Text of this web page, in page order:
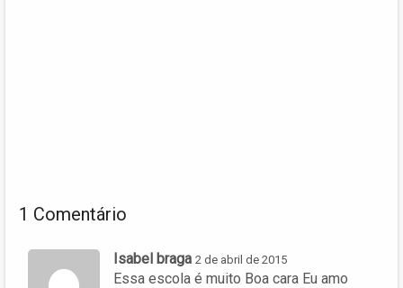
1 Comentário
Isabel braga 2 de abril de 2015
Essa escola é muito Boa cara Eu amo